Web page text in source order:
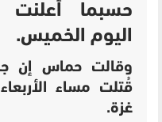
حسبما أعلنت
اليوم الخميس.
قُتلت مساء
غزة.